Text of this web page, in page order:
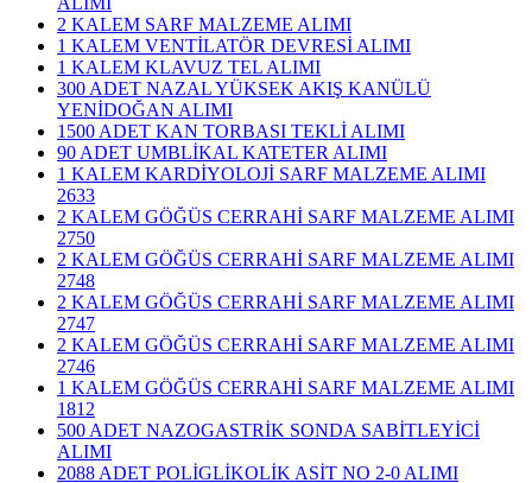
2 KALEM SARF MALZEME ALIMI
1 KALEM VENTİLATÖR DEVRESİ ALIMI
1 KALEM KLAVUZ TEL ALIMI
300 ADET NAZAL YÜKSEK AKIŞ KANÜLÜ
YENİDOĞAN ALIMI
1500 ADET KAN TORBASI TEKLİ ALIMI
90 ADET UMBLİKAL KATETER ALIMI
1 KALEM KARDİYOLOJİ SARF MALZEME ALIMI
2633
2 KALEM GÖĞÜS CERRAHİ SARF MALZEME ALIMI
2750
2 KALEM GÖĞÜS CERRAHİ SARF MALZEME ALIMI
2748
2 KALEM GÖĞÜS CERRAHİ SARF MALZEME ALIMI
2747
2 KALEM GÖĞÜS CERRAHİ SARF MALZEME ALIMI
2746
1 KALEM GÖĞÜS CERRAHİ SARF MALZEME ALIMI
1812
500 ADET NAZOGASTRİK SONDA SABİTLEYİCİ
ALIMI
2088 ADET POLİGLİKOLİK ASİT NO 2-0 ALIMI